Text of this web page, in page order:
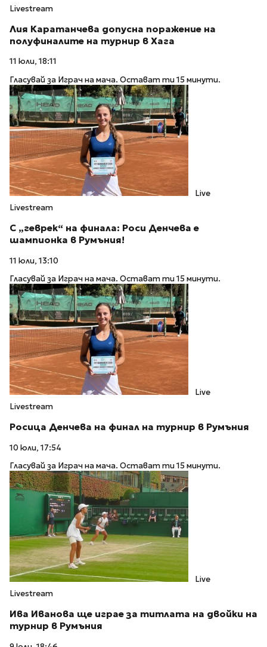
Livestream
Лия Каратанчева допусна поражение на
полуфиналите на турнир в Хага
11 юли, 18:11
Гласувай за Играч на мача. Остават ти 15 минути.
Live
Livestream
С „геврек“ на финала: Роси Денчева е
шампионка в Румъния!
11 юли, 13:10
Гласувай за Играч на мача. Остават ти 15 минути.
Live
Livestream
Росица Денчева на финал на турнир в Румъния
10 юли, 17:54
Гласувай за Играч на мача. Остават ти 15 минути.
Live
Livestream
Ива Иванова ще играе за титлата на двойки на
турнир в Румъния